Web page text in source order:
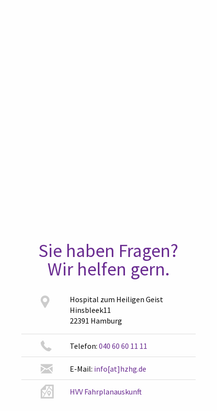
Sie haben Fragen?
Wir helfen gern.
Hospital zum Heiligen Geist
Hinsbleek11
22391 Hamburg
Telefon: 040 60 60 11 11
E-Mail: info[at]hzhg.de
HVV Fahrplanauskunft